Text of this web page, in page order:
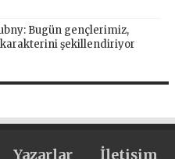
Bugün gençlerimiz,
karakterini şekillendiriyor
Yazarlar İletişim